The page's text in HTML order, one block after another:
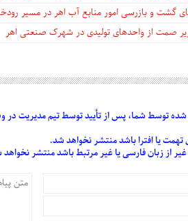
گشت و بازرسی امور منابع آب اهر در مسیر
صمت از واحدهای تولیدی در شهرک صنعتی اهر
شدهتوسط شما، پس از تأییدتوسط تیم مدیریت در
یا افترا باشد منتشر نخواهد شد.
از زبان فارسی یا غیر مرتبط باشد منتشر